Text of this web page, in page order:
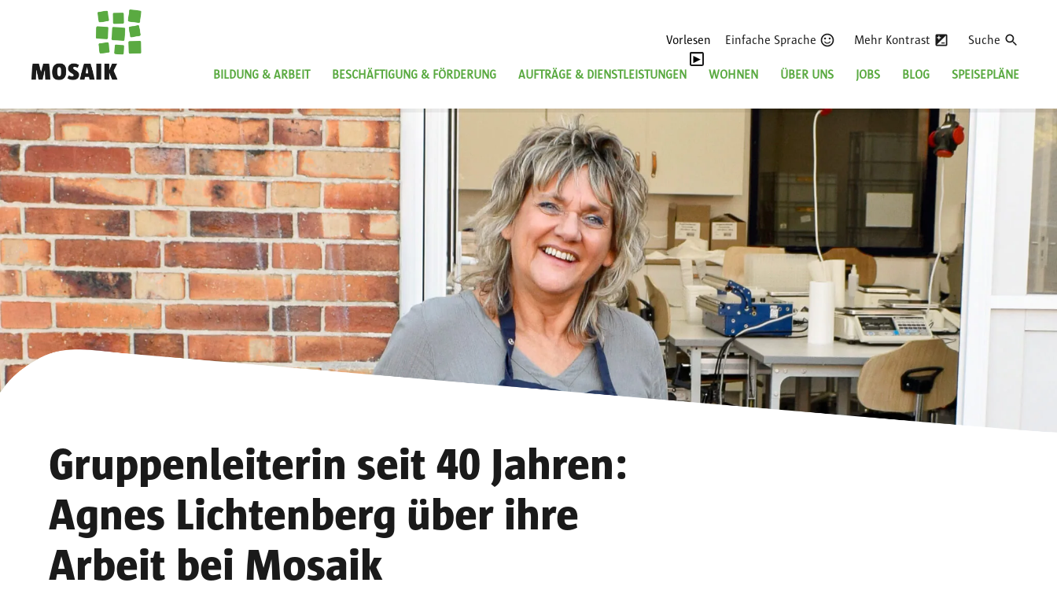
Vorlesen Einfache Sprache Mehr Kontrast Suche
BILDUNG & ARBEIT BESCHÄFTIGUNG & FÖRDERUNG AUFTRÄGE & DIENSTLEISTUNGEN WOHNEN ÜBER UNS JOBS BLOG SPEISEPLÄNE
Gruppenleiterin seit 40 Jahren:
Agnes Lichtenberg über ihre
Arbeit bei Mosaik